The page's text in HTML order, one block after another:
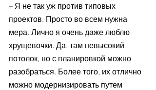
– Я не так уж против типовых
проектов. Просто во всем нужна
мера. Лично я очень даже люблю
хрущевочки. Да, там невысокий
потолок, но с планировкой можно
разобраться. Более того, их отлично
можно модернизировать путем